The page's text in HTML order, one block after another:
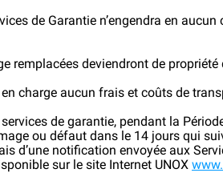
de Garantie n’engendra en
remplacées deviendront de propriété
en charge aucun frais et coûts de
de garantie, pendant la
ou défaut dans le 14 jours qui
d’une notification envoyée aux
sur le site Internet UNOX